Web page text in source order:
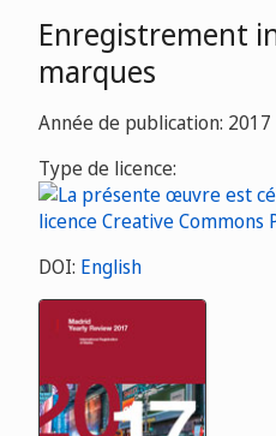
Enregistrement
marques
Année de publication: 2017
Type de licence:
DOI: English